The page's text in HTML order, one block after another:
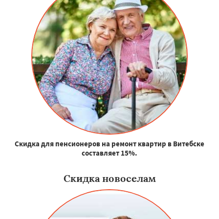
Скидка для пенсионеров на ремонт квартир в Витебске
составляет 15%.
Скидка новоселам